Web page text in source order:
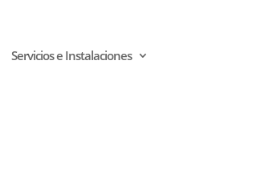
Servicios e Instalaciones